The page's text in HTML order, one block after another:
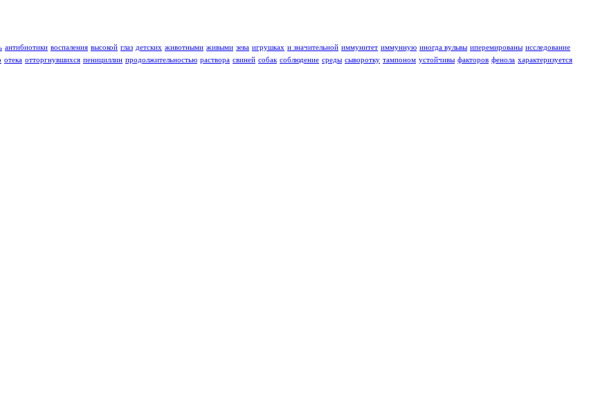
антибиотики воспаления высокой глаз детских животными живыми зева игрушках и значительной иммунитет иммунную иногда вульвы иперемированы исследование
отека отторгнувшихся пенициллин продолжительностью раствора свиней собак соблюдение среды сыворотку тампоном устойчивы факторов фенола характеризуется